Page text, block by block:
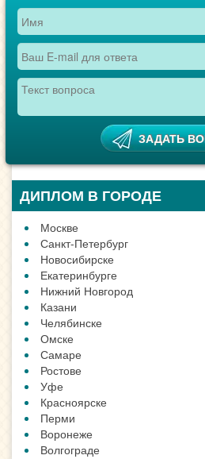
ДИПЛОМ В ГОРОДЕ
Москве
Санкт-Петербург
Новосибирске
Екатеринбурге
Нижний Новгород
Казани
Челябинске
Омске
Самаре
Ростове
Уфе
Красноярске
Перми
Воронеже
Волгограде